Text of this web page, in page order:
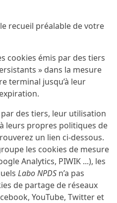
recueil préalable de votre
cookies émis par des tiers
» dans la mesure
terminal jusqu’à leur
des tiers, leur utilisation
leurs propres politiques de
un lien ci-dessous.
les cookies de mesure
Analytics, PIWIK ...), les
Labo NPDS n’a pas
de partage de réseaux
YouTube, Twitter et